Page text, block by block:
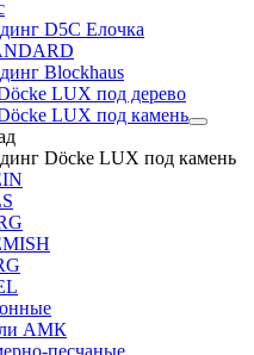
D5С Елочка
Blockhaus
LUX под дерево
LUX под камень
Döcke LUX под камень
АМК
песчаные